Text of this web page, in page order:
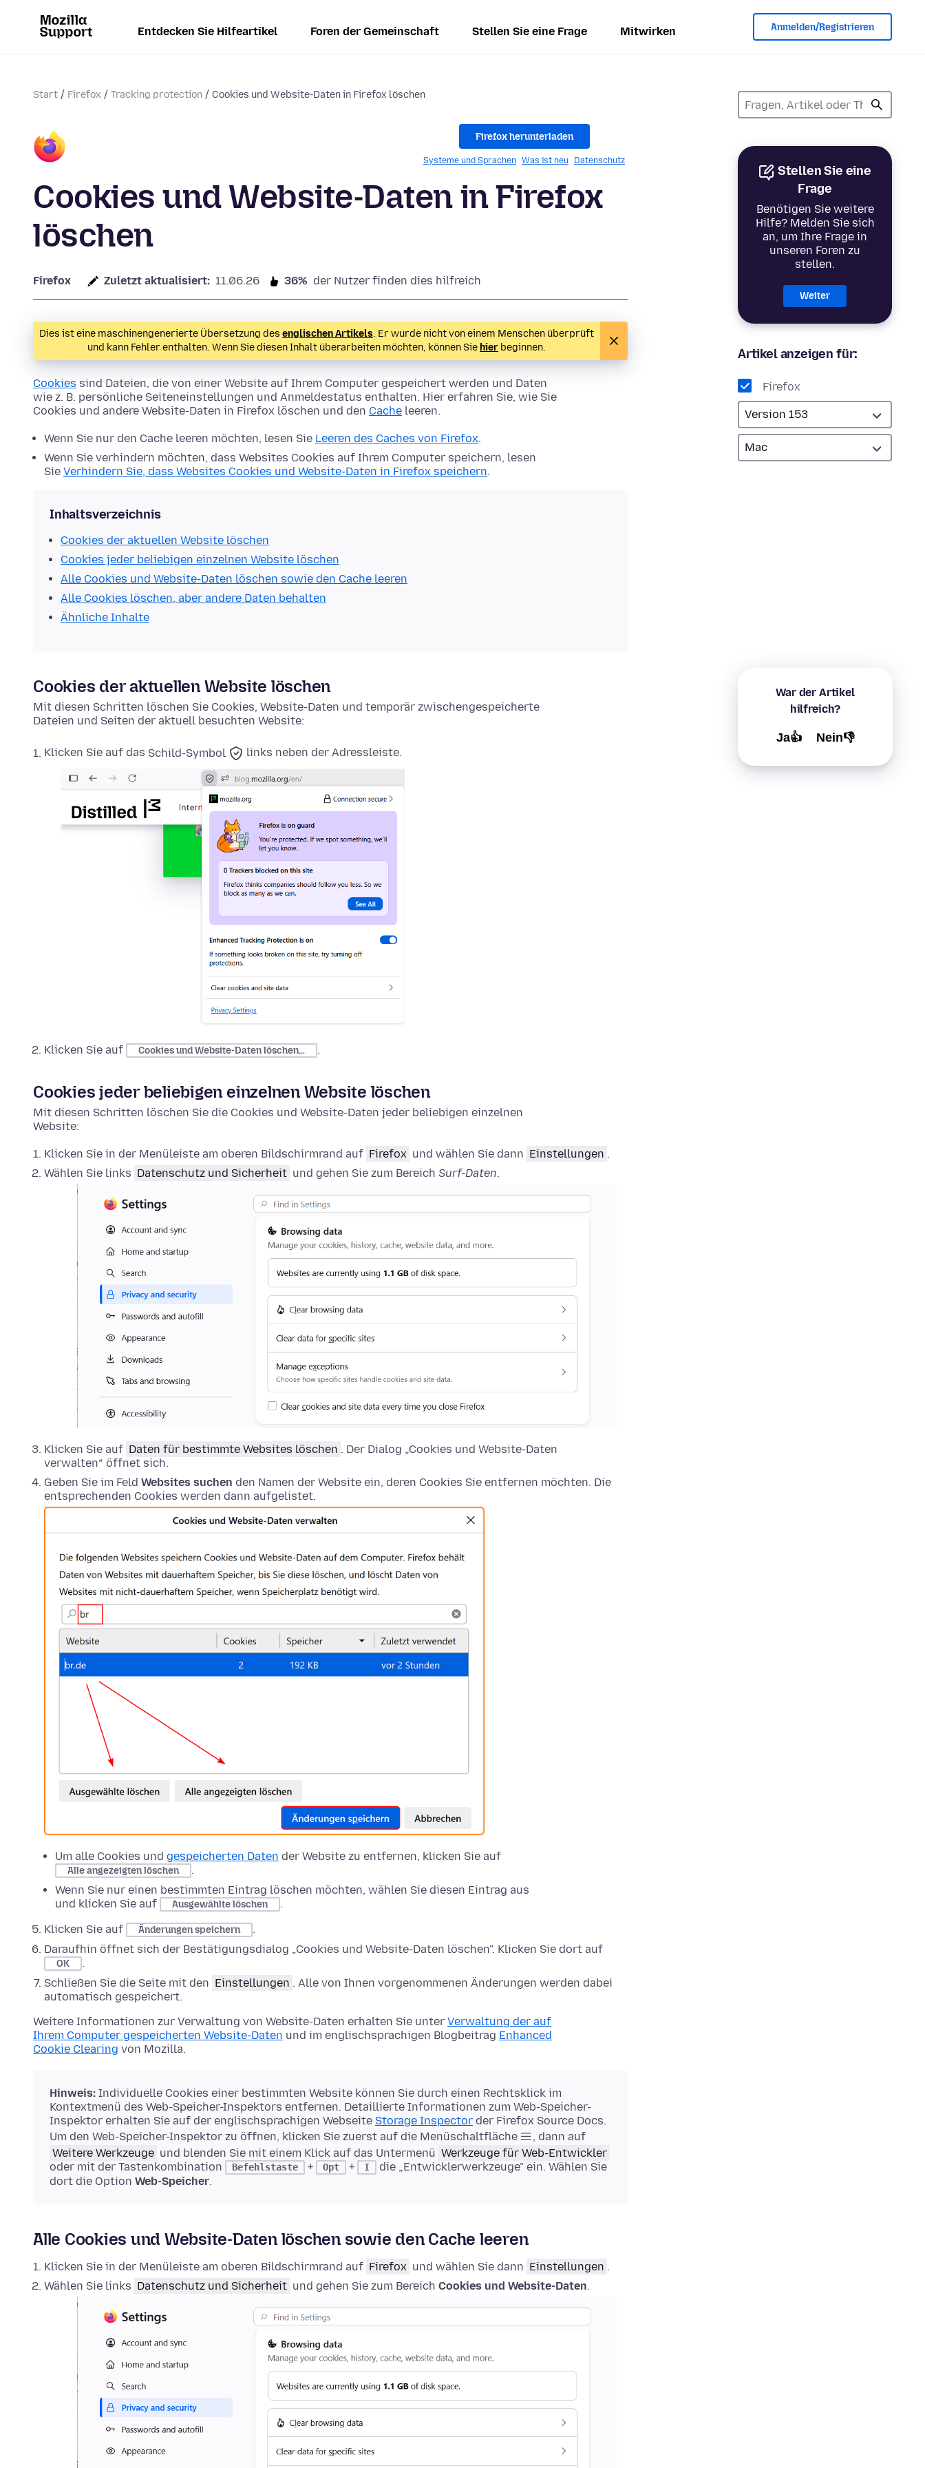
Entdecken Sie Hilfeartikel Foren der Gemeinschaft Stellen Sie eine Frage Mitwirken Anmelden/Registrieren
Start Firefox Tracking protection Cookies und Website-Daten in Firefox löschen
Stellen Sie eine
Frage
Benötigen Sie weitere
Hilfe? Melden Sie sich
an, um Ihre Frage in
unseren Foren zu
stellen.
Weiter
Artikel anzeigen für:
Firefox
War der Artikel
hilfreich?
Ja👍 Nein👎
Firefox herunterladen
Systeme und Sprachen Was ist neu Datenschutz
Cookies und Website-Daten in Firefox
löschen
Firefox Zuletzt aktualisiert: 11.06.26 36% der Nutzer finden dies hilfreich
Dies ist eine maschinengenerierte Übersetzung des englischen Artikels. Er wurde nicht von einem Menschen überprüft
und kann Fehler enthalten. Wenn Sie diesen Inhalt überarbeiten möchten, können Sie hier beginnen.
Cookies sind Dateien, die von einer Website auf Ihrem Computer gespeichert werden und Daten
wie z. B. persönliche Seiteneinstellungen und Anmeldestatus enthalten. Hier erfahren Sie, wie Sie
Cookies und andere Website-Daten in Firefox löschen und den Cache leeren.
Wenn Sie nur den Cache leeren möchten, lesen Sie Leeren des Caches von Firefox.
Wenn Sie verhindern möchten, dass Websites Cookies auf Ihrem Computer speichern, lesen
Sie Verhindern Sie, dass Websites Cookies und Website-Daten in Firefox speichern.
Inhaltsverzeichnis
Cookies der aktuellen Website löschen
Cookies jeder beliebigen einzelnen Website löschen
Alle Cookies und Website-Daten löschen sowie den Cache leeren
Alle Cookies löschen, aber andere Daten behalten
Ähnliche Inhalte
Cookies der aktuellen Website löschen
Mit diesen Schritten löschen Sie Cookies, Website-Daten und temporär zwischengespeicherte
Dateien und Seiten der aktuell besuchten Website:
Klicken Sie auf das Schild-Symbol links neben der Adressleiste.
Klicken Sie auf Cookies und Website-Daten löschen… .
Cookies jeder beliebigen einzelnen Website löschen
Mit diesen Schritten löschen Sie die Cookies und Website-Daten jeder beliebigen einzelnen
Website:
Klicken Sie in der Menüleiste am oberen Bildschirmrand auf Firefox und wählen Sie dann Einstellungen .
Wählen Sie links Datenschutz und Sicherheit und gehen Sie zum Bereich Surf-Daten.
Klicken Sie auf Daten für bestimmte Websites löschen . Der Dialog „Cookies und Website-Daten
verwalten“ öffnet sich.
Geben Sie im Feld Websites suchen den Namen der Website ein, deren Cookies Sie entfernen möchten. Die
entsprechenden Cookies werden dann aufgelistet.
Um alle Cookies und gespeicherten Daten der Website zu entfernen, klicken Sie auf
Alle angezeigten löschen
.
Wenn Sie nur einen bestimmten Eintrag löschen möchten, wählen Sie diesen Eintrag aus
und klicken Sie auf
Ausgewählte löschen
.
Klicken Sie auf
Änderungen speichern
.
Daraufhin öffnet sich der Bestätigungsdialog „Cookies und Website-Daten löschen". Klicken Sie dort auf
OK
.
Schließen Sie die Seite mit den Einstellungen . Alle von Ihnen vorgenommenen Änderungen werden dabei
automatisch gespeichert.
Weitere Informationen zur Verwaltung von Website-Daten erhalten Sie unter Verwaltung der auf
Ihrem Computer gespeicherten Website-Daten und im englischsprachigen Blogbeitrag Enhanced
Cookie Clearing von Mozilla.
Hinweis: Individuelle Cookies einer bestimmten Website können Sie durch einen Rechtsklick im
Kontextmenü des Web-Speicher-Inspektors entfernen. Detaillierte Informationen zum Web-Speicher-
Inspektor erhalten Sie auf der englischsprachigen Webseite Storage Inspector der Firefox Source Docs.
Um den Web-Speicher-Inspektor zu öffnen, klicken Sie zuerst auf die Menüschaltfläche
, dann auf
Weitere Werkzeuge und blenden Sie mit einem Klick auf das Untermenü Werkzeuge für Web-Entwickler
oder mit der Tastenkombination
Befehlstaste + Opt + I
die „Entwicklerwerkzeuge" ein. Wählen Sie
dort die Option Web-Speicher.
Alle Cookies und Website-Daten löschen sowie den Cache leeren
Klicken Sie in der Menüleiste am oberen Bildschirmrand auf Firefox und wählen Sie dann Einstellungen .
Wählen Sie links Datenschutz und Sicherheit und gehen Sie zum Bereich Cookies und Website-Daten.